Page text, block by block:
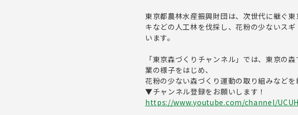
東京都農林水産振興財団は、次世代に継ぐ
キなどの人工林を伐採し、花粉の少ないス
います。
「東京森づくりチャンネル」では、東京の
業の様子をはじめ、
花粉の少ない森づくり運動の取り組みなどを
▼チャンネル登録をお願いします！
https://www.youtube.com/channel/